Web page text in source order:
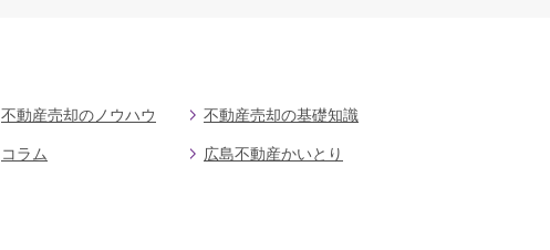
不動産売却のノウハウ 不動産売却の基礎知識
コラム 広島不動産かいとり